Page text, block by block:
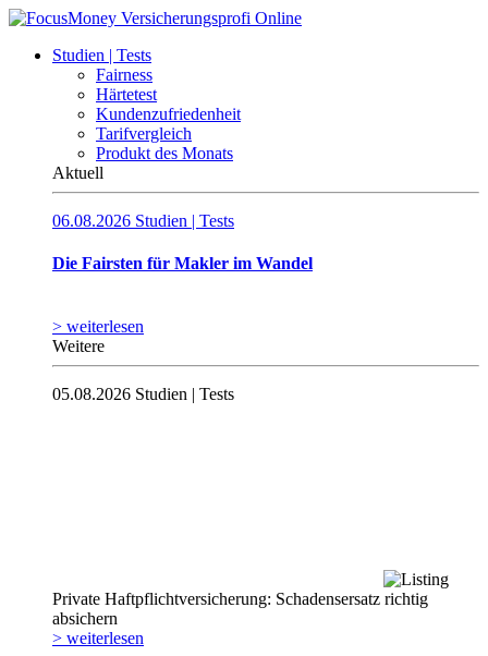
Studien | Tests
Fairness
Härtetest
Kundenzufriedenheit
Tarifvergleich
Produkt des Monats
Aktuell
06.08.2026 Studien | Tests
Die Fairsten für Makler im Wandel
> weiterlesen
Weitere
05.08.2026 Studien | Tests
Private Haftpflicht­versicherung: Schadensersatz richtig
absichern
> weiterlesen